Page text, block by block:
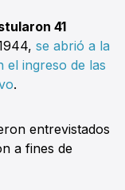
41
se abrió a la
el ingreso de las
.
entrevistados
a fines de